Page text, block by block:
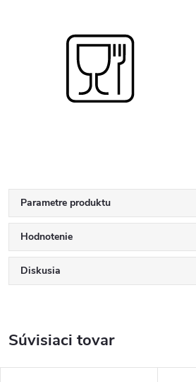
Parametre produktu
Hodnotenie
Diskusia
Súvisiaci tovar